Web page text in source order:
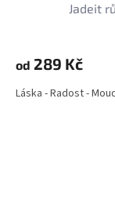
Jadeit
od 289 Kč
Láska - Radost -